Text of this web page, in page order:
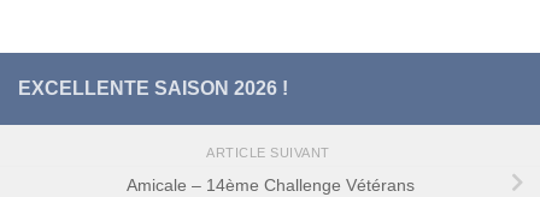
EXCELLENTE SAISON 2026 !
ARTICLE SUIVANT
Amicale – 14ème Challenge Vétérans